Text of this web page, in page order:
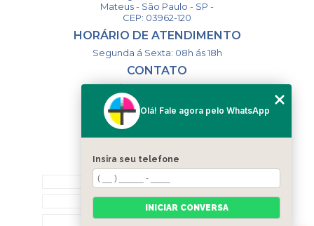
Mateus - São Paulo - SP -
CEP: 03962-120
HORÁRIO DE ATENDIMENTO
Segunda á Sexta: 08h ás 18h
CONTATO
(11) 98993-9556
togsm1@gmail.com
MENU
HOME
CONTATO
Olá! Fale agora pelo WhatsApp
Insira seu telefone
INICIAR CONVERSA